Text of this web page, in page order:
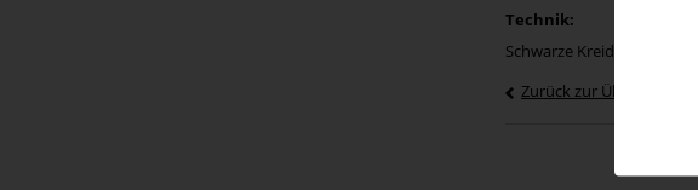
Technik:
Schwarze Kreide auf
Zurück zur Übersicht